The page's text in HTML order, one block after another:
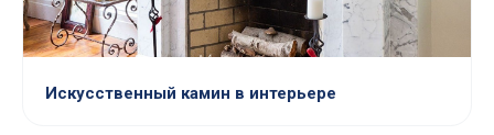
Искусственный камин в интерьере